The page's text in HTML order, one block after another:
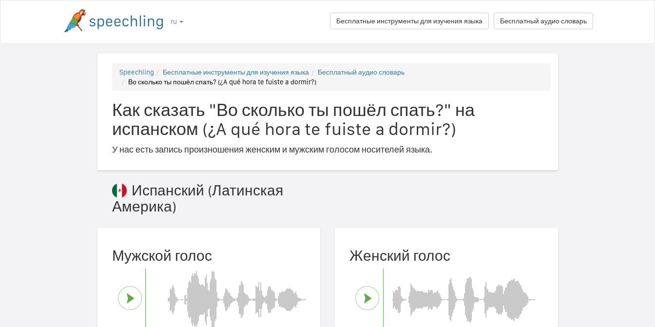
ru Бесплатный аудио словарь
Бесплатные инструменты для изучения языка
Speechling Бесплатные инструменты для изучения языка
Бесплатный аудио словарь
Во сколько ты пошёл спать? (¿A qué hora te fuiste a dormir?)
Как сказать "Во сколько ты пошёл спать?" на
испанском (¿A qué hora te fuiste a dormir?)
У нас есть запись произношения женским и мужским голосом носителей языка.
Испанский (Латинская
Америка)
Мужской голос Женский голос